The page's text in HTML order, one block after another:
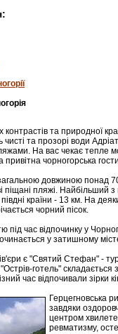
контрастів та природної
та прозорі води
На вас чекає тепле
чорногорська
довжиною понад
піщані пляжі. Найбільший
півдні країни - 13 км. На
чорний пісок.
час відпочинку у
у затишному
є "Святий Стефан" -
готель"
час відпочивали зірки
Герцегновська
завдяки
центром
ревматизму,